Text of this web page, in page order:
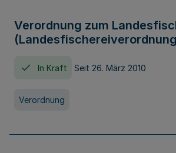
Verordnung zum
In Kraft Seit 26. März 2010
Verordnung